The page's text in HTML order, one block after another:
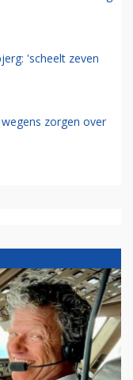
'scheelt zeven
zorgen over